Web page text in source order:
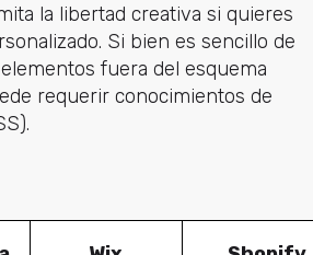
la libertad creativa si quieres
Si bien es sencillo de
fuera del esquema
requerir conocimientos de